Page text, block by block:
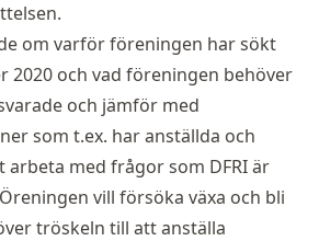
om varför föreningen har sökt
2020 och vad föreningen behöver
och jämför med
som t.ex. har anställda och
med frågor som DFRI är
vill försöka växa och bli
tröskeln till att anställa